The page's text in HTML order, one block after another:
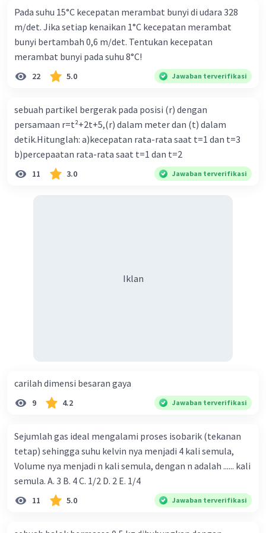
I = I1 + I2 + I3+ .......
dengan
Rp = hambatan pengganti paralel(Ω)
R1, R2, R3 = hambatan listrik (Ω)
I = arus total (A)
I1, I2, I3 = arus pada masing-masing hambatan
V = tegangan total
V1, V2, V3 = tegangan pada masing-masing
hambatan (volt)
Serta konsep Hukum Ohm, dimana
persamaannya adalah:
V = IR
I5 = Is = 1,5 A
Beri Rating·4.0(1) Balas
Pada suhu 15°C kecepatan merambat bunyi di udara 328
m/det. Jika setiap kenaikan 1°C kecepatan merambat
bunyi bertambah 0,6 m/det. Tentukan kecepatan
merambat bunyi pada suhu 8°C!
22 5.0 Jawaban terverifikasi
sebuah partikel bergerak pada posisi (r) dengan
persamaan r=t²+2t+5,(r) dalam meter dan (t) dalam
detik.Hitunglah: a)kecepatan rata-rata saat t=1 dan t=3
b)percepaatan rata-rata saat t=1 dan t=2
11 3.0 Jawaban terverifikasi
Iklan
carilah dimensi besaran gaya
9 4.2 Jawaban terverifikasi
Sejumlah gas ideal mengalami proses isobarik (tekanan
tetap) sehingga suhu kelvin nya menjadi 4 kali semula,
Volume nya menjadi n kali semula, dengan n adalah ...... kali
semula. A. 3 B. 4 C. 1/2 D. 2 E. 1/4
11 5.0 Jawaban terverifikasi